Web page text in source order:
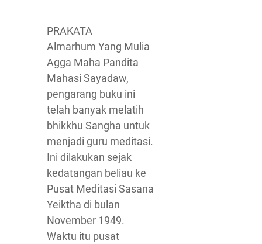
PRAKATA
Almarhum Yang Mulia
Agga Maha Pandita
Mahasi Sayadaw,
pengarang buku ini
telah banyak melatih
bhikkhu Sangha untuk
menjadi guru meditasi.
Ini dilakukan sejak
kedatangan beliau ke
Pusat Meditasi Sasana
Yeiktha di bulan
November 1949.
Waktu itu pusat